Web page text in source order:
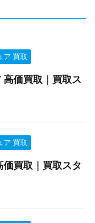
ア 買取
価買取｜買取ス
ア 買取
買取｜買取スタ